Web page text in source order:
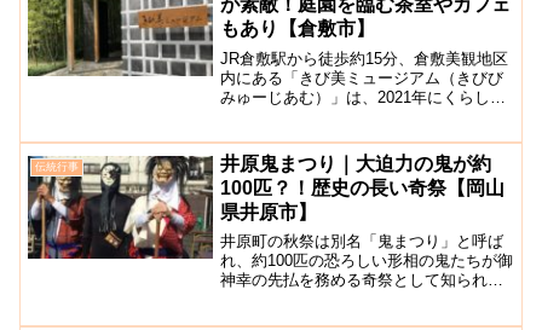
が素敵！庭園を臨む茶室やカフェ
もあり【倉敷市】
JR倉敷駅から徒歩約15分、倉敷美観地区
内にある「きび美ミュージアム（きびび
みゅーじあむ）」は、2021年にくらしき
た文化施設となっています。竹やぶの庭
も美し...
伝統行事
井原鬼まつり｜大迫力の鬼が約
100匹？！歴史の長い奇祭【岡山
県井原市】
井原町の秋祭は別名「鬼まつり」と呼ば
れ、約100匹の恐ろしい形相の鬼たちが御
神幸の先払を務める奇祭として知られて